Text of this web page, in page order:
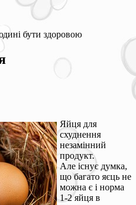
бути здоровою
Яйця для
схуднення
незамінний
продукт.
Але існує думка,
що багато яєць не
можна є і норма
1-2 яйця в